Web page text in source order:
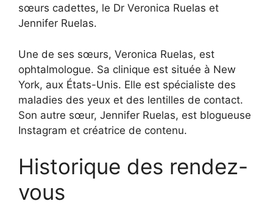
sœurs cadettes, le Dr Veronica Ruelas et
Jennifer Ruelas.
Une de ses sœurs, Veronica Ruelas, est
ophtalmologue. Sa clinique est située à New
York, aux États-Unis. Elle est spécialiste des
maladies des yeux et des lentilles de contact.
Son autre sœur, Jennifer Ruelas, est blogueuse
Instagram et créatrice de contenu.
Historique des rendez-
vous